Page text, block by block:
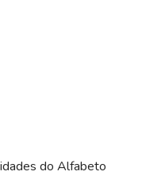
do Alfabeto